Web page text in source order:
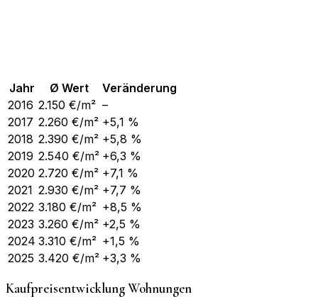
Jahr Ø Wert
Veränderung
2016 2.150 €/m² –
2017 2.260 €/m² +5,1 %
2018 2.390 €/m² +5,8 %
2019 2.540 €/m² +6,3 %
2020 2.720 €/m² +7,1 %
2021 2.930 €/m² +7,7 %
2022 3.180 €/m² +8,5 %
2023 3.260 €/m² +2,5 %
2024 3.310 €/m² +1,5 %
2025 3.420 €/m² +3,3 %
Kaufpreisentwicklung Wohnungen